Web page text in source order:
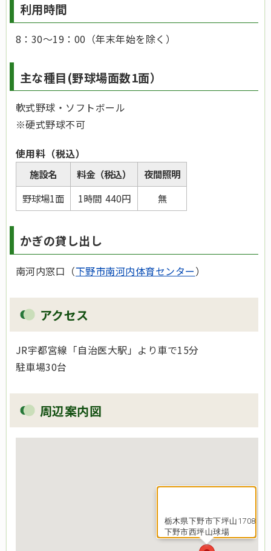
利用時間
8：30～19：00（年末年始を除く）
主な種目(野球場面数1面）
軟式野球・ソフトボール
※硬式野球不可
使用料（税込）
施設名 料金（税込）
夜間照明
野球場1面
1時間 440円 無
かぎの貸し出し
​南河内窓口（下野市南河内体育センター）
アクセス
JR宇都宮線「自治医大駅」より車で15分
駐車場30台​
周辺案内図
栃木県下野市下坪山1708
下野市西坪山球場